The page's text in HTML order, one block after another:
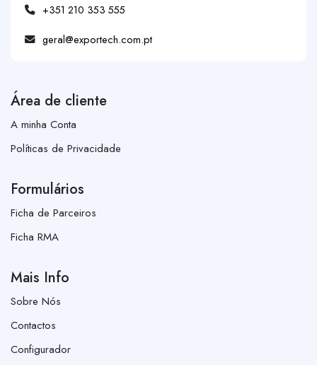
+351 210 353 555
geral@exportech.com.pt
Área de cliente
A minha Conta
Políticas de Privacidade
Formulários
Ficha de Parceiros
Ficha RMA
Mais Info
Sobre Nós
Contactos
Configurador